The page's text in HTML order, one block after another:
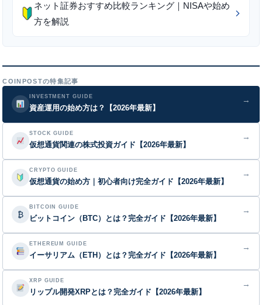
ネット証券おすすめ比較ランキング｜NISAや始め
方を解説
COINPOSTの特集記事
INVESTMENT GUIDE
資産運用の始め方は？【2026年最新】
→
STOCK GUIDE
仮想通貨関連の株式投資ガイド【2026年最新】
→
CRYPTO GUIDE
仮想通貨の始め方｜初心者向け完全ガイド【2026年最新】
→
₿
BITCOIN GUIDE
ビットコイン（BTC）とは？完全ガイド【2026年最新】
→
ETHEREUM GUIDE
イーサリアム（ETH）とは？完全ガイド【2026年最新】
→
XRP GUIDE
リップル開発XRPとは？完全ガイド【2026年最新】
→